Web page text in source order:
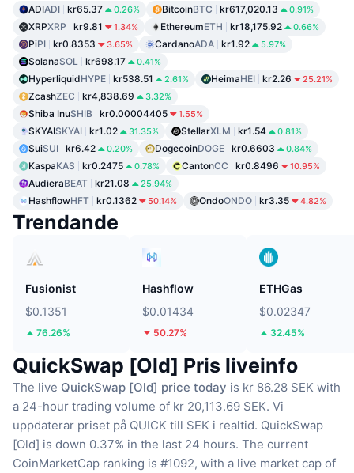
ADIADI kr65.37 0.26% BitcoinBTC kr617,020.13 0.91%
XRPXRP kr9.81 1.34% EthereumETH kr18,175.92 0.66%
PiPI kr0.8353 3.65% CardanoADA kr1.92 5.97%
SolanaSOL kr698.17 0.41%
HyperliquidHYPE kr538.51 2.61% HeimaHEI kr2.26 25.21%
ZcashZEC kr4,838.69 3.32%
Shiba InuSHIB kr0.00004405 1.55%
SKYAISKYAI kr1.02 31.35% StellarXLM kr1.54 0.81%
SuiSUI kr6.42 0.20% DogecoinDOGE kr0.6603 0.84%
KaspaKAS kr0.2475 0.78% CantonCC kr0.8496 10.95%
AudieraBEAT kr21.08 25.94%
HashflowHFT kr0.1362 50.14% OndoONDO kr3.35 4.82%
Trendande
Fusionist
$0.1351
76.26%
Hashflow
$0.01434
50.27%
ETHGas
$0.02347
32.45%
QuickSwap [Old] Pris liveinfo
The live QuickSwap [Old] price today is kr 86.28 SEK with
a 24-hour trading volume of kr 20,113.69 SEK. Vi
uppdaterar priset på QUICK till SEK i realtid. QuickSwap
[Old] is down 0.37% in the last 24 hours. The current
CoinMarketCap ranking is #1092, with a live market cap of